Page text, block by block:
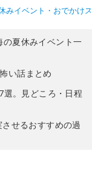
みイベント・おでかけ
夏休みイベント一
い話まとめ
選。見どころ・日程
せるおすすめの過